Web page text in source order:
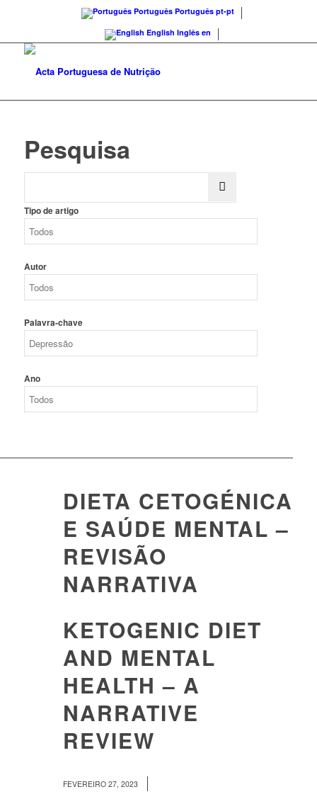
Português Português pt-pt
English Inglês en
Pesquisa
Tipo de artigo
Autor
Palavra-chave
Ano
DIETA CETOGÉNICA
E SAÚDE MENTAL –
REVISÃO
NARRATIVA
KETOGENIC DIET
AND MENTAL
HEALTH – A
NARRATIVE
REVIEW
FEVEREIRO 27, 2023